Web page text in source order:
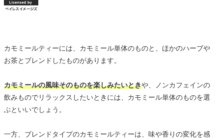
カモミールティーには、カモミール単体のものと、ほかのハーブや
お茶とブレンドしたものがあります。
カモミールの風味そのものを楽しみたいときや、ノンカフェインの
飲みものでリラックスしたいときには、カモミール単体のものを選
ぶといいでしょう。
一方、ブレンドタイプのカモミールティーは、味や香りの変化を感